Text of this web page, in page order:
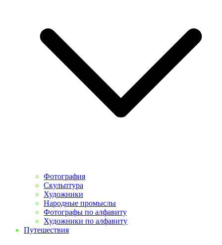
Фотография
Скульптура
Художники
Народные промыслы
Фотографы по алфавиту
Художники по алфавиту
Путешествия